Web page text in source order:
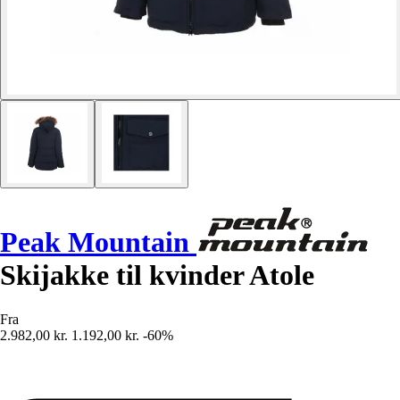
Peak Mountain
Skijakke til kvinder Atole
Fra
2.982,00 kr. 1.192,00 kr. -60%